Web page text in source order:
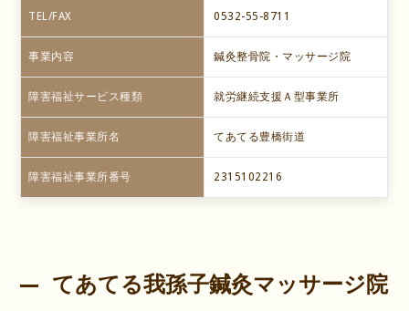
TEL/FAX 0532-55-8711
事業内容 鍼灸整骨院・マッサージ院
障害福祉サービス種類 就労継続支援Ａ型事業所
障害福祉事業所名 てあてる豊橋街道
障害福祉事業所番号 2315102216
てあてる我孫子鍼灸マッサージ院